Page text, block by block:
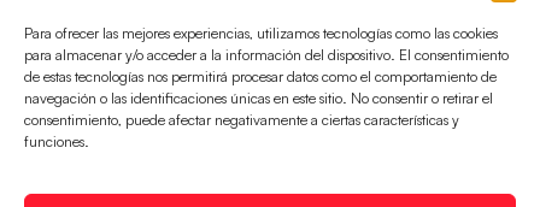
Para ofrecer las mejores experiencias, utilizamos tecnologías como las cookies
para almacenar y/o acceder a la información del dispositivo. El consentimiento
de estas tecnologías nos permitirá procesar datos como el comportamiento de
navegación o las identificaciones únicas en este sitio. No consentir o retirar el
consentimiento, puede afectar negativamente a ciertas características y
funciones.
Las Guerreras Juveniles sellan su billete para
las semifinales
Las pupilas de Cristina Cabeza han remontado con
parcial de 7:1 que les ha dado el pase a semifinales